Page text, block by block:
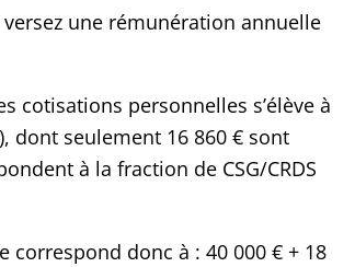
une rémunération annuelle
cotisations personnelles s’élève à
dont seulement 16 860 € sont
à la fraction de CSG/CRDS
donc à : 40 000 € + 18